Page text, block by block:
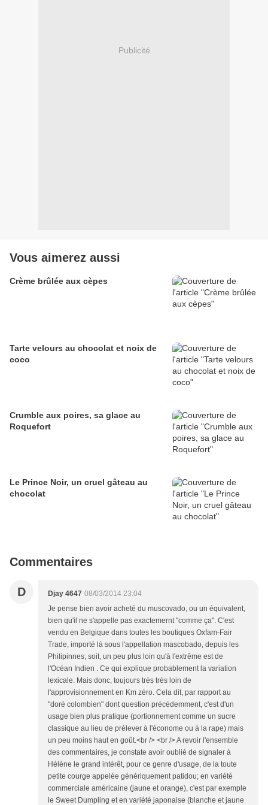
Publicité
Vous aimerez aussi
Crème brûlée aux cèpes
Tarte velours au chocolat et noix de
coco
Crumble aux poires, sa glace au
Roquefort
Le Prince Noir, un cruel gâteau au
chocolat
Commentaires
D Djay 4647 08/03/2014 23:04
Je pense bien avoir acheté du muscovado, ou un équivalent,
bien qu'il ne s'appelle pas exactemernt "comme ça". C'est
vendu en Belgique dans toutes les boutiques Oxfam-Fair
Trade, importé là sous l'appellation mascobado, depuis les
Philipinnes; soit, un peu plus loin qu'à l'extrême est de
l'Océan Indien . Ce qui explique probablement la variation
lexicale. Mais donc, toujours très très loin de
l'approvisionnement en Km zéro. Cela dit, par rapport au
"doré colombien" dont question précédemment, c'est d'un
usage bien plus pratique (portionnement comme un sucre
classique au lieu de prélever à l'économe ou à la rape) mais
un peu moins haut en goût.<br /> <br /> A revoir l'ensemble
des commentaires, je constate avoir oublié de signaler à
Hélène le grand intérêt, pour ce genre d'usage, de la toute
petite courge appelée génériquement patidou; en variété
commerciale américaine (jaune et orange), c'est par exemple
le Sweet Dumpling et en variété japonaise (blanche et jaune